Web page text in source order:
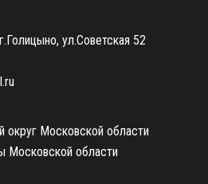
ул.Советская 52
округ Московской области
Московской области